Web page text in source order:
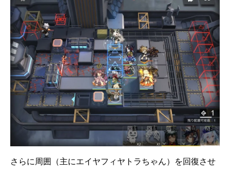
さらに周囲（主にエイヤフィヤトラちゃん）を回復させ